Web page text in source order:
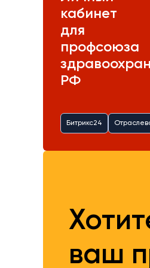
кабинет
для
профсоюза
РФ
Битрикс24
ваш